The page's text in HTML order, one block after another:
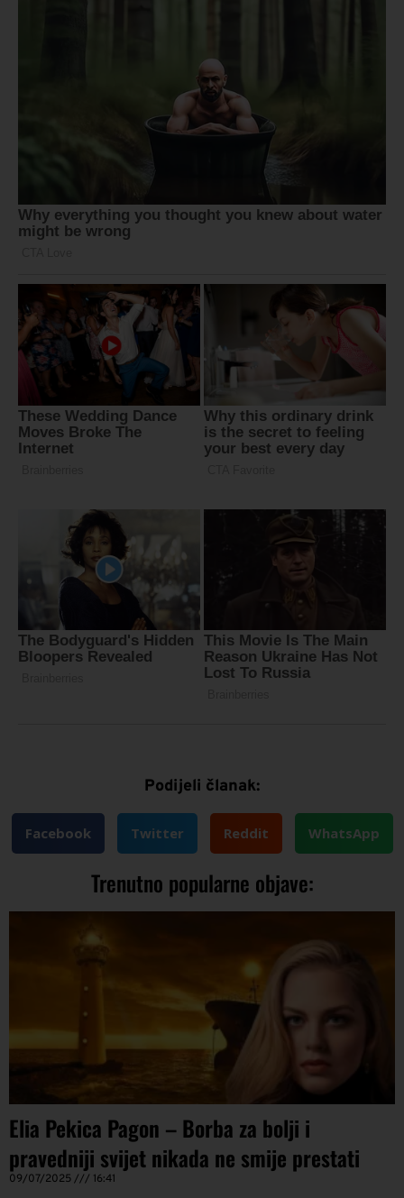
Podijeli članak:
Facebook Twitter Reddit WhatsApp
Trenutno popularne objave:
Elia Pekica Pagon – Borba za bolji i
pravedniji svijet nikada ne smije prestati
09/07/2025 16:41